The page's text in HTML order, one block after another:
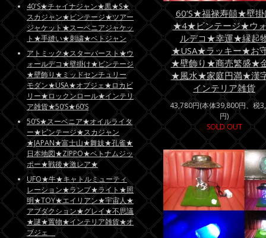
60’S★福禄寿囍★壁掛
★4★ビンテージ★ウ
ルデコ★幸運★縁起
★USA★ラッキー★お
★壁飾り★商売繁盛★
★風水★家庭円満★漢
インテリア雑貨
43,780円(本体39,800円、税
円)
SOLD OUT
40'S★チャイナジャン★黒★S★
スカジャン★ビンテージ★ツアー
ジャケット★スーベニアジャケッ
ト★手縫い★刺繍★ベトジャン
アトミック★スターバースト★ウ
ォールデコ★壁掛け★ビンテージ
★壁飾り★ミッドセンチュリー
モダン★USA★オブジェ★ロカビ
リー★ロックンロール★インテリ
ア雑貨★50’S★60’S
50’S★スーベニア★オイルライタ
ー★ビンテージ★スカジャン
★JAPAN★富士山★舞妓★孔雀★
日本地図★ZIPPO★ベトナムジッ
ポー★戦後★激レア★
UFO★牛★キャトルミューティ
レーション★ランプ★ライト★照
明★TOY★エイリアン★宇宙人★
アブダクション★グレイ★不思議
★謎★置物★インテリア雑貨★オ
ブジェ